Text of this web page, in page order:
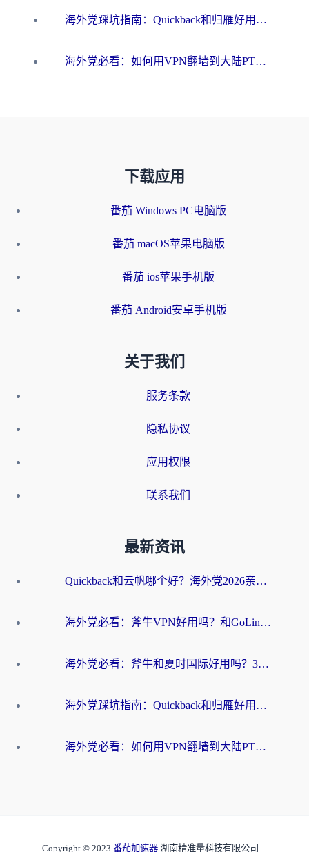
海外党踩坑指南：Quickback和归雁好用吗？选对加速器才能无缝刷国内资源
海外党必看：如何用VPN翻墙到大陆PTT？一篇解决你所有回国加速痛点
下载应用
番茄 Windows PC电脑版
番茄 macOS苹果电脑版
番茄 ios苹果手机版
番茄 Android安卓手机版
关于我们
服务条款
隐私协议
应用权限
联系我们
最新资讯
Quickback和云帆哪个好？海外党2026亲测指南：选对加速器大陆工具，无缝刷国内剧玩国服
海外党必看：斧牛VPN好用吗？和GoLinkVPN对比哪个回国效果更好？
海外党必看：斧牛和夏时国际好用吗？3步选对回国加速器，无缝刷国内资源
海外党踩坑指南：Quickback和归雁好用吗？选对加速器才能无缝刷国内资源
海外党必看：如何用VPN翻墙到大陆PTT？一篇解决你所有回国加速痛点
Copyright © 2023 番茄加速器 湖南精准量科技有限公司